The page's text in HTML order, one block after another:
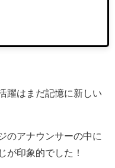
躍はまだ記憶に新しい
のアナウンサーの中に
が印象的でした！